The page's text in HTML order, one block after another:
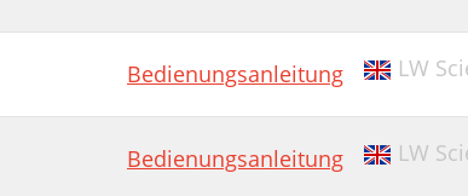
Bedienungsanleitung LW
Bedienungsanleitung LW